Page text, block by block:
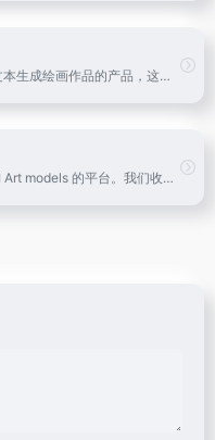
6pen 是一个使用 AI 技术，利用文本生成绘画作品的产品，这意味着，你可以仅仅通过文字描述画面内容，风格，就可以得到画面
Civitai 是一个Stable Diffusion AI Art models 的平台。我们收集了来自250+创作者的1700多个模型。我们还收集了来自社区的1200条评论，以及12,000多张带有提示的图片，以帮助您入门。